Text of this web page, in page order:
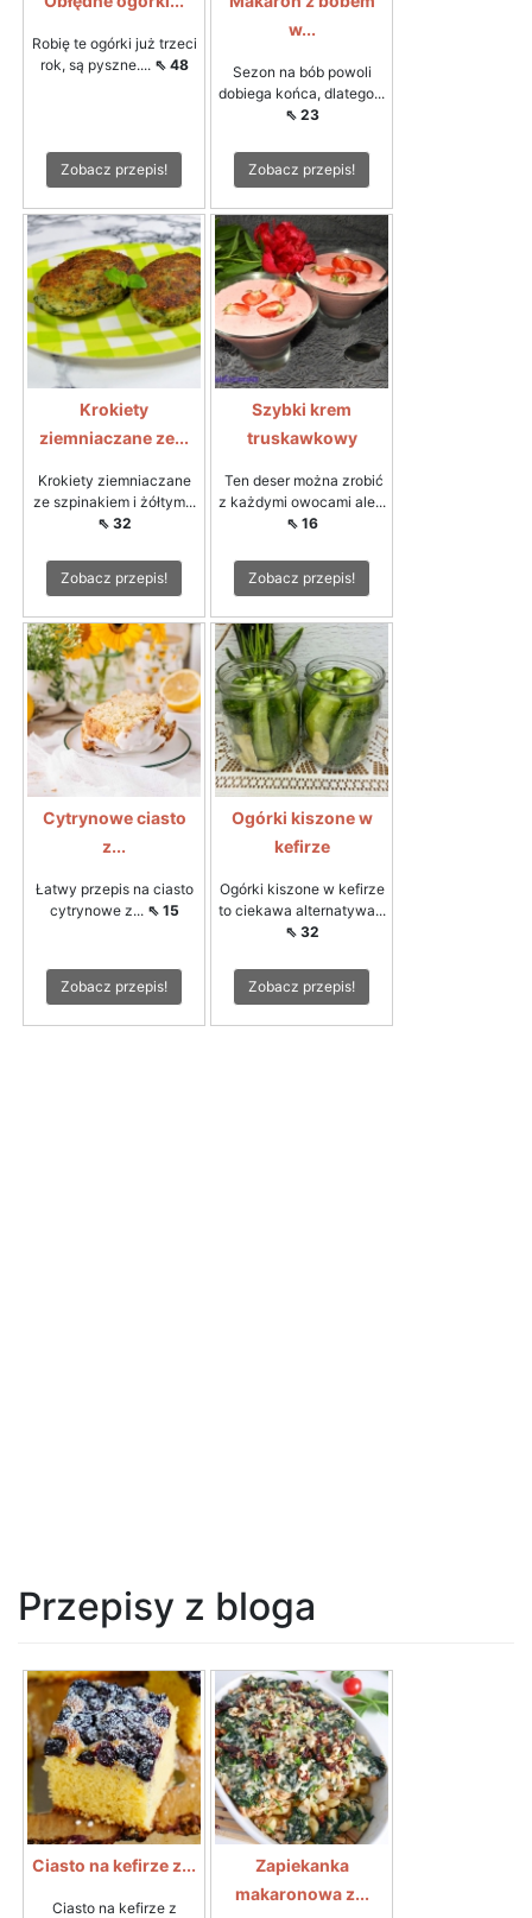
Robię te ogórki już trzeci
rok, są pyszne.... ⇖ 48
Zobacz przepis!
w...
Sezon na bób powoli
dobiega końca, dlatego...
⇖ 23
Zobacz przepis!
Krokiety
ziemniaczane ze...
Krokiety ziemniaczane
ze szpinakiem i żółtym...
⇖ 32
Zobacz przepis!
Szybki krem
truskawkowy
Ten deser można zrobić
z każdymi owocami ale...
⇖ 16
Zobacz przepis!
Cytrynowe ciasto
z...
Łatwy przepis na ciasto
cytrynowe z... ⇖ 15
Zobacz przepis!
Ogórki kiszone w
kefirze
Ogórki kiszone w kefirze
to ciekawa alternatywa...
⇖ 32
Zobacz przepis!
Przepisy z bloga
Ciasto na kefirze z...
Ciasto na kefirze z
Zapiekanka
makaronowa z...